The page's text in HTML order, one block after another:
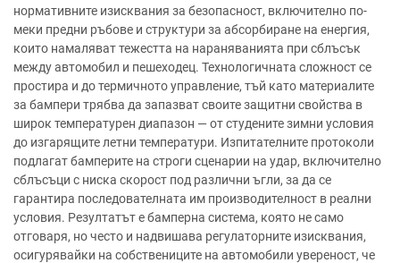
нормативните изисквания за безопасност, включително по-
меки предни ръбове и структури за абсорбиране на енергия,
които намаляват тежестта на нараняванията при сблъсък
между автомобил и пешеходец. Технологичната сложност се
простира и до термичното управление, тъй като материалите
за бампери трябва да запазват своите защитни свойства в
широк температурен диапазон — от студените зимни условия
до изгарящите летни температури. Изпитателните протоколи
подлагат бамперите на строги сценарии на удар, включително
сблъсъци с ниска скорост под различни ъгли, за да се
гарантира последователната им производителност в реални
условия. Резултатът е бамперна система, която не само
отговаря, но често и надвишава регулаторните изисквания,
осигурявайки на собствениците на автомобили увереност, че